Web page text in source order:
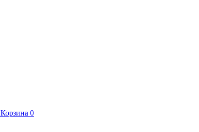
Корзина 0